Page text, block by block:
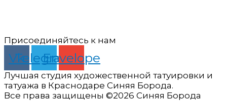
Присоединяйтесь к нам
Vk
Telegram
Envelope
Лучшая студия художественной татуировки и
татуажа в Краснодаре Синяя Борода.
Все права защищены ©2026 Синяя Борода